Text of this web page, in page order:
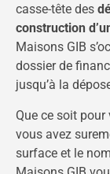
casse-tête des
construction
Maisons GIB
dossier de
jusqu’à la
Que ce soit
vous avez
surface et le